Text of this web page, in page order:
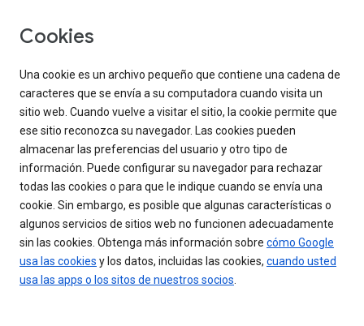
Cookies
Una cookie es un archivo pequeño que contiene una cadena de
caracteres que se envía a su computadora cuando visita un
sitio web. Cuando vuelve a visitar el sitio, la cookie permite que
ese sitio reconozca su navegador. Las cookies pueden
almacenar las preferencias del usuario y otro tipo de
información. Puede configurar su navegador para rechazar
todas las cookies o para que le indique cuando se envía una
cookie. Sin embargo, es posible que algunas características o
algunos servicios de sitios web no funcionen adecuadamente
sin las cookies. Obtenga más información sobre cómo Google
usa las cookies y los datos, incluidas las cookies, cuando usted
usa las apps o los sitos de nuestros socios.